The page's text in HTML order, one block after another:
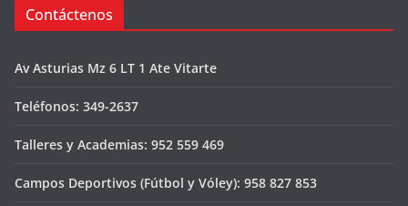
Contáctenos
Av Asturias Mz 6 LT 1 Ate Vitarte
Teléfonos: 349-2637
Talleres y Academias: 952 559 469
Campos Deportivos (Fútbol y Vóley): 958 827 853